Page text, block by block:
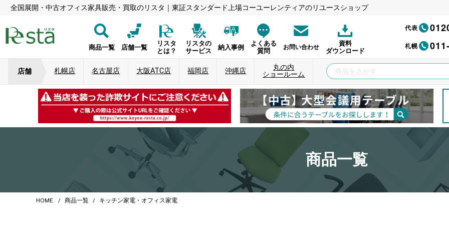
全国展開・中古オフィス家具販売・買取のリスタ｜東証スタンダード上場コーユーレンティアのリユースショップ
商品一覧 店舗一覧
リスタ
とは？
リスタの
サービス
納入事例
よくある
質問
お問い合わせ
資料
ダウンロード
代表
札幌
店舗 札幌店 名古屋店 大阪ATC店 福岡店 沖縄店
丸の内
ショールーム
商品一覧
HOME 商品一覧 キッチン家電・オフィス家電